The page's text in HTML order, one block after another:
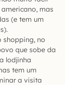
mas
(e tem um
shopping, no
que sobe da
lodjinha
tem um
a visita